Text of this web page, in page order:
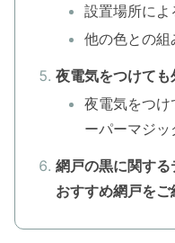
設置場所によ
他の色との組
夜電気をつけて
夜電気をつけ
ーパーマジッ
網戸の黒に関す
おすすめ網戸を